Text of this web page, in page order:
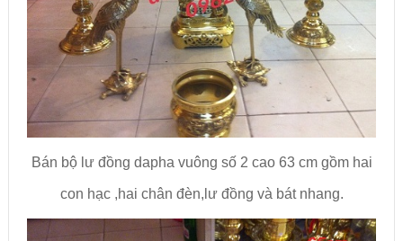
Bán bộ lư đồng dapha vuông số 2 cao 63 cm gồm hai
con hạc ,hai chân đèn,lư đồng và bát nhang.